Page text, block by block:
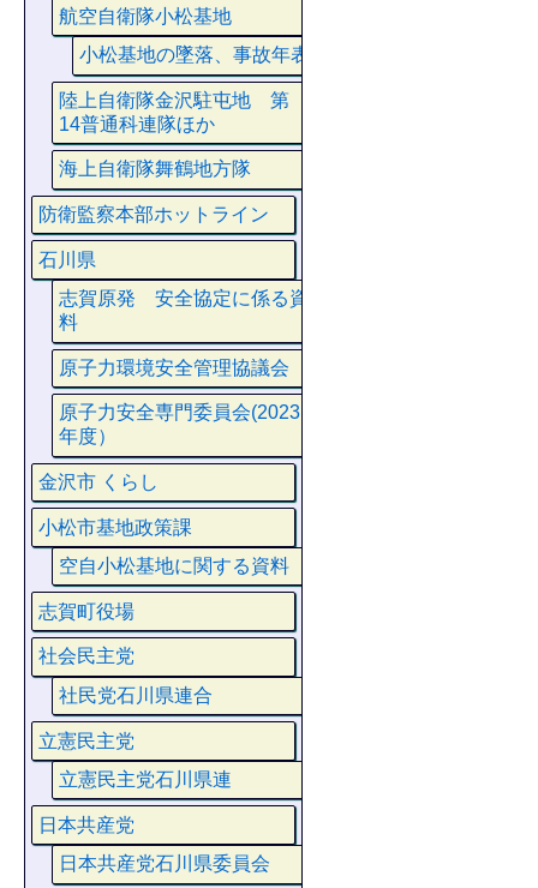
航空自衛隊小松基地
小松基地の墜落、事故年表
陸上自衛隊金沢駐屯地 第
14普通科連隊ほか
海上自衛隊舞鶴地方隊
防衛監察本部ホットライン
石川県
志賀原発 安全協定に係る資
料
原子力環境安全管理協議会
原子力安全専門委員会(2023
年度）
金沢市 くらし
小松市基地政策課
空自小松基地に関する資料
志賀町役場
社会民主党
社民党石川県連合
立憲民主党
立憲民主党石川県連
日本共産党
日本共産党石川県委員会